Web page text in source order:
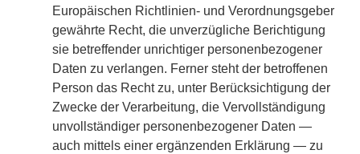
Europäischen Richtlinien- und Verordnungsgeber
gewährte Recht, die unverzügliche Berichtigung
sie betreffender unrichtiger personenbezogener
Daten zu verlangen. Ferner steht der betroffenen
Person das Recht zu, unter Berücksichtigung der
Zwecke der Verarbeitung, die Vervollständigung
unvollständiger personenbezogener Daten —
auch mittels einer ergänzenden Erklärung — zu